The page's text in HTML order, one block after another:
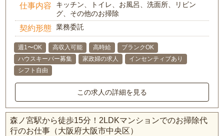
仕事内容
キッチン、トイレ、お風呂、洗面所、リビン
グ、その他のお掃除
契約形態 業務委託
週1〜OK 高収入可能 高時給
ブランクOK
ハウスキーパー募集
家政婦の求人
インセンティブあり
シフト自由
この求人の詳細を見る
森ノ宮駅から徒歩15分！2LDKマンションでのお掃除代
行のお仕事（大阪府大阪市中央区）